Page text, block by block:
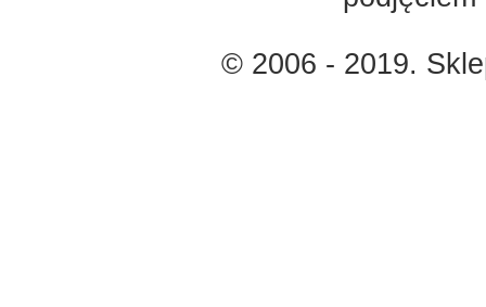
© 2006 - 2019.